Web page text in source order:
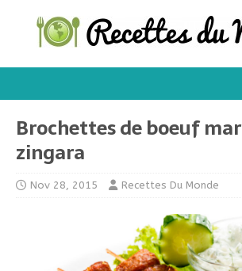
Brochettes de boeuf
zingara
Nov 28, 2015 Recettes Du Monde